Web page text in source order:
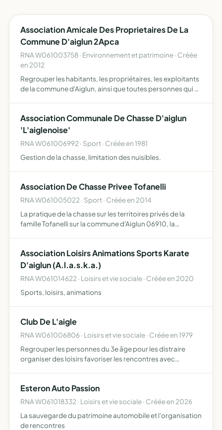
Association Amicale Des Proprietaires De La
Commune D'aiglun 2Apca
RNA W061003758 · Environnement et patrimoine · Créée
en 2012
Regrouper les habitants, les propriétaires, les exploitants
de la commune d'Aiglun, ainsi que toutes personnes qui y
d'un patri…
Association Communale De Chasse D'aiglun
'L'aiglenoise'
RNA W061006992 · Sport · Créée en 1981
Gestion de la chasse, limitation des nuisibles.
Association De Chasse Privee Tofanelli
RNA W061005022 · Sport · Créée en 2014
La pratique de la chasse sur les territoires privés de la
famille Tofanelli sur la commune d'Aiglun 06910, la
chass…
Association Loisirs Animations Sports Karate
D'aiglun (A.l.a.s.k.a.)
RNA W061014622 · Loisirs et vie sociale · Créée en 2020
Sports, loisirs, animations
Club De L'aigle
RNA W061006806 · Loisirs et vie sociale · Créée en 1979
Regrouper les personnes du 3e âge pour les distraire
organiser des loisirs favoriser les rencontres avec
Esteron Auto Passion
RNA W061018332 · Loisirs et vie sociale · Créée en 2026
La sauvegarde du patrimoine automobile et l'organisation
de rencontres